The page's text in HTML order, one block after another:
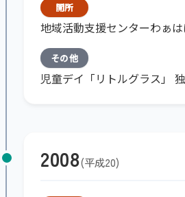
開所
地域活動支援センターわぁ
その他
児童デイ「リトルグラス」
2008 平成20